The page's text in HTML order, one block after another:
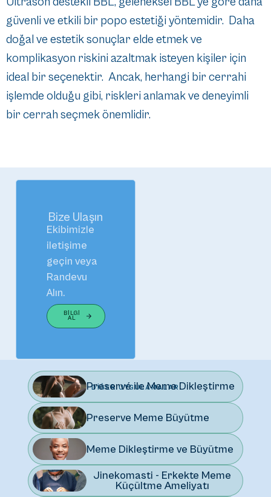
güvenli ve etkili bir popo estetiği yöntemidir. Daha
doğal ve estetik sonuçlar elde etmek ve
komplikasyon riskini azaltmak isteyen kişiler için
ideal bir seçenektir. Ancak, herhangi bir cerrahi
işlemde olduğu gibi, riskleri anlamak ve deneyimli
bir cerrah seçmek önemlidir.
Bize Ulaşın
Ekibimizle
iletişime
geçin veya
Randevu
Alın.
BILGI
AL
DIĞER UYGULAMALAR
Preservé ile Meme Dikleştirme
Preserve Meme Büyütme
Meme Dikleştirme ve Büyütme
Jinekomasti - Erkekte Meme
Küçültme Ameliyatı